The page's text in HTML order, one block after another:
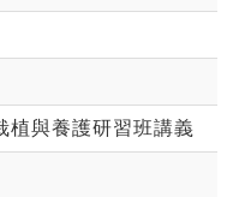
植與養護研習班講義